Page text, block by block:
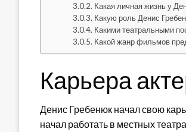
Какая личная жизнь у
Какую роль Денис
Какими театральными
Какой жанр фильмов
Карьера
Денис Гребенюк начал свою
начал работать в местных